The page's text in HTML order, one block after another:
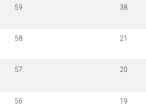
59 38
58 21
57 20
56 19